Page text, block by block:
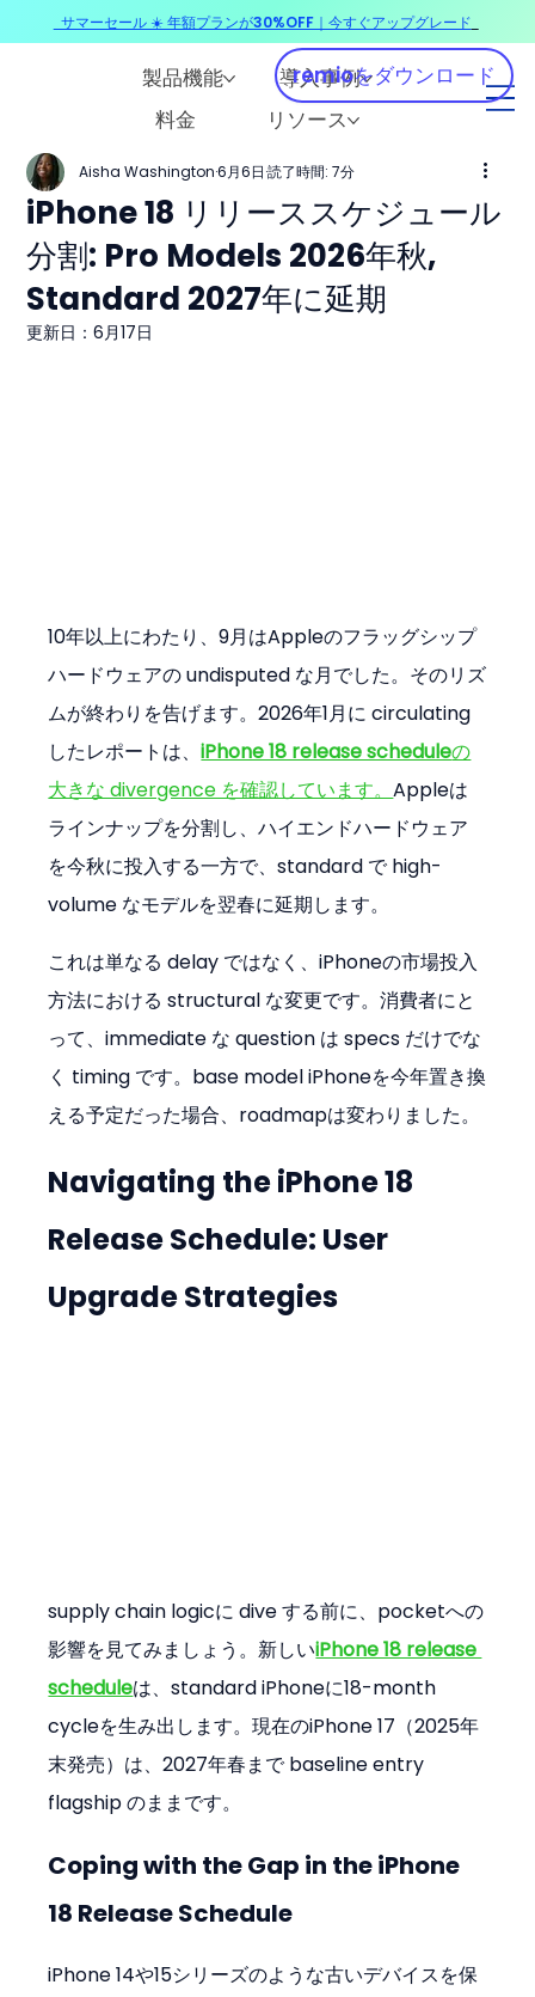
製品機能
導入事例
料金
リソース
remioをダウンロード
iPhone 18 リリーススケジュール
分割: Pro Models 2026年秋,
Standard 2027年に延期
Aisha Washington 6月6日 読了時間: 7分
更新日：6月17日
10年以上にわたり、9月はAppleのフラッグシップ
ハードウェアの undisputed な月でした。そのリズ
ムが終わりを告げます。2026年1月に circulating
したレポートは、iPhone 18 release scheduleの
大きな divergence を確認しています。Appleは
ラインナップを分割し、ハイエンドハードウェア
を今秋に投入する一方で、standard で high-
volume なモデルを翌春に延期します。
これは単なる delay ではなく、iPhoneの市場投入
方法における structural な変更です。消費者にと
って、immediate な question は specs だけでな
く timing です。base model iPhoneを今年置き換
える予定だった場合、roadmapは変わりました。
Navigating the iPhone 18
Release Schedule: User
Upgrade Strategies
supply chain logicに dive する前に、pocketへの
影響を見てみましょう。新しいiPhone 18 release
scheduleは、standard iPhoneに18-month
cycleを生み出します。現在のiPhone 17（2025年
末発売）は、2027年春まで baseline entry
flagship のままです。
Coping with the Gap in the iPhone
18 Release Schedule
iPhone 14や15シリーズのような古いデバイスを保
サマーセール ☀️ 年額プランが30%OFF｜今すぐアップグレード